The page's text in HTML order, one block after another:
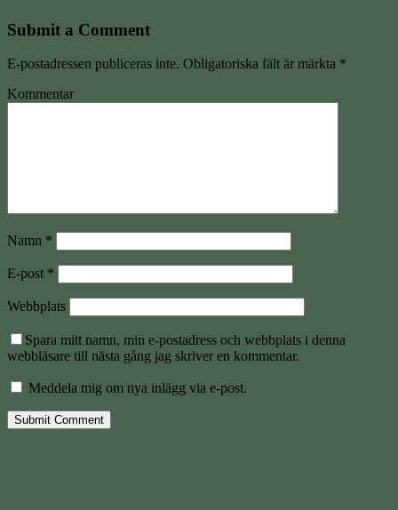
Submit a Comment
E-postadressen publiceras inte. Obligatoriska fält är märkta *
Kommentar
Namn *
E-post *
Webbplats
Spara mitt namn, min e-postadress och webbplats i denna
webbläsare till nästa gång jag skriver en kommentar.
Meddela mig om nya inlägg via e-post.